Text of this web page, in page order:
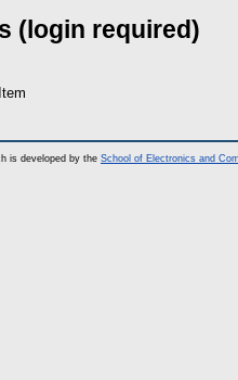
(login required)
is developed by the School of Electronics and